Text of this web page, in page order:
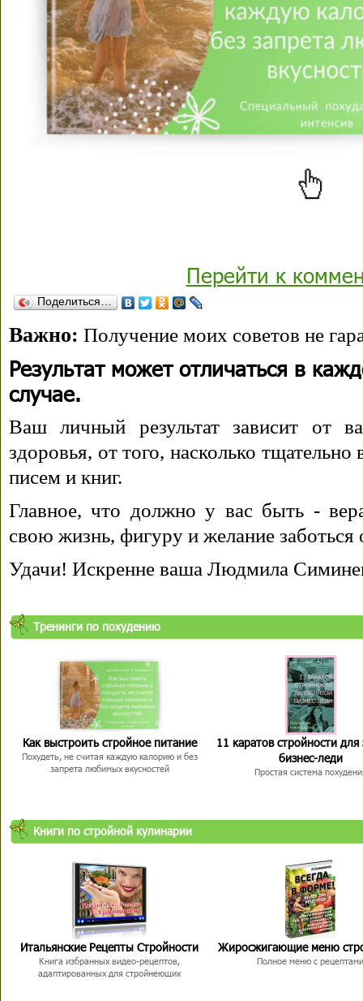
Перейти к
Поделиться…
Важно: Получение моих советов не
Результат может отличаться в
случае.
Ваш личный результат зависит от
здоровья, от того, насколько
писем и книг.
Главное, что должно у вас быть -
свою жизнь, фигуру и желание заботься
Удачи! Искренне ваша Людмила
Тренинги по похудению
Как выстроить стройное питание
Похудеть, не считая каждую калорию и без
запрета любимых вкусностей
11 каратов стройности для
бизнес-леди
Простая система
Книги по стройной кулинарии
Итальянские Рецепты Стройности
Книга избранных видео-рецептов,
адаптированных для стройнеющих
Жиросжигающие меню
Полное меню с рецептами